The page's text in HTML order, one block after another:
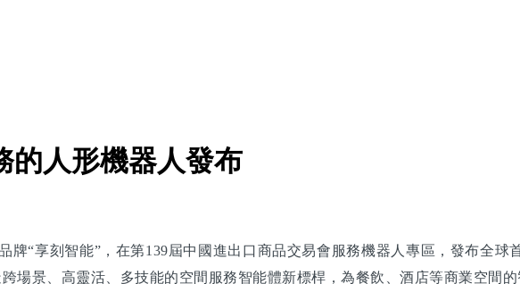
的人形機器人發布
牌“享刻智能”，在第139屆中國進出口商品交易會服務機器人專區，發布全球
場景、高靈活、多技能的空間服務智能體新標桿，為餐飲、酒店等商業空間的